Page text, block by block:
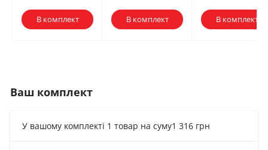
В комплект В комплект В комплект
Ваш комплект
У вашому комплекті 1 товар на суму1 316 грн